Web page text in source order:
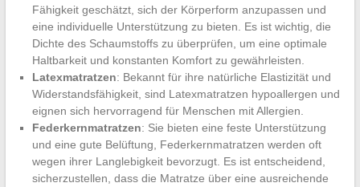
Fähigkeit geschätzt, sich der Körperform anzupassen und
eine individuelle Unterstützung zu bieten. Es ist wichtig, die
Dichte des Schaumstoffs zu überprüfen, um eine optimale
Haltbarkeit und konstanten Komfort zu gewährleisten.
Latexmatratzen: Bekannt für ihre natürliche Elastizität und
Widerstandsfähigkeit, sind Latexmatratzen hypoallergen und
eignen sich hervorragend für Menschen mit Allergien.
Federkernmatratzen: Sie bieten eine feste Unterstützung
und eine gute Belüftung, Federkernmatratzen werden oft
wegen ihrer Langlebigkeit bevorzugt. Es ist entscheidend,
sicherzustellen, dass die Matratze über eine ausreichende